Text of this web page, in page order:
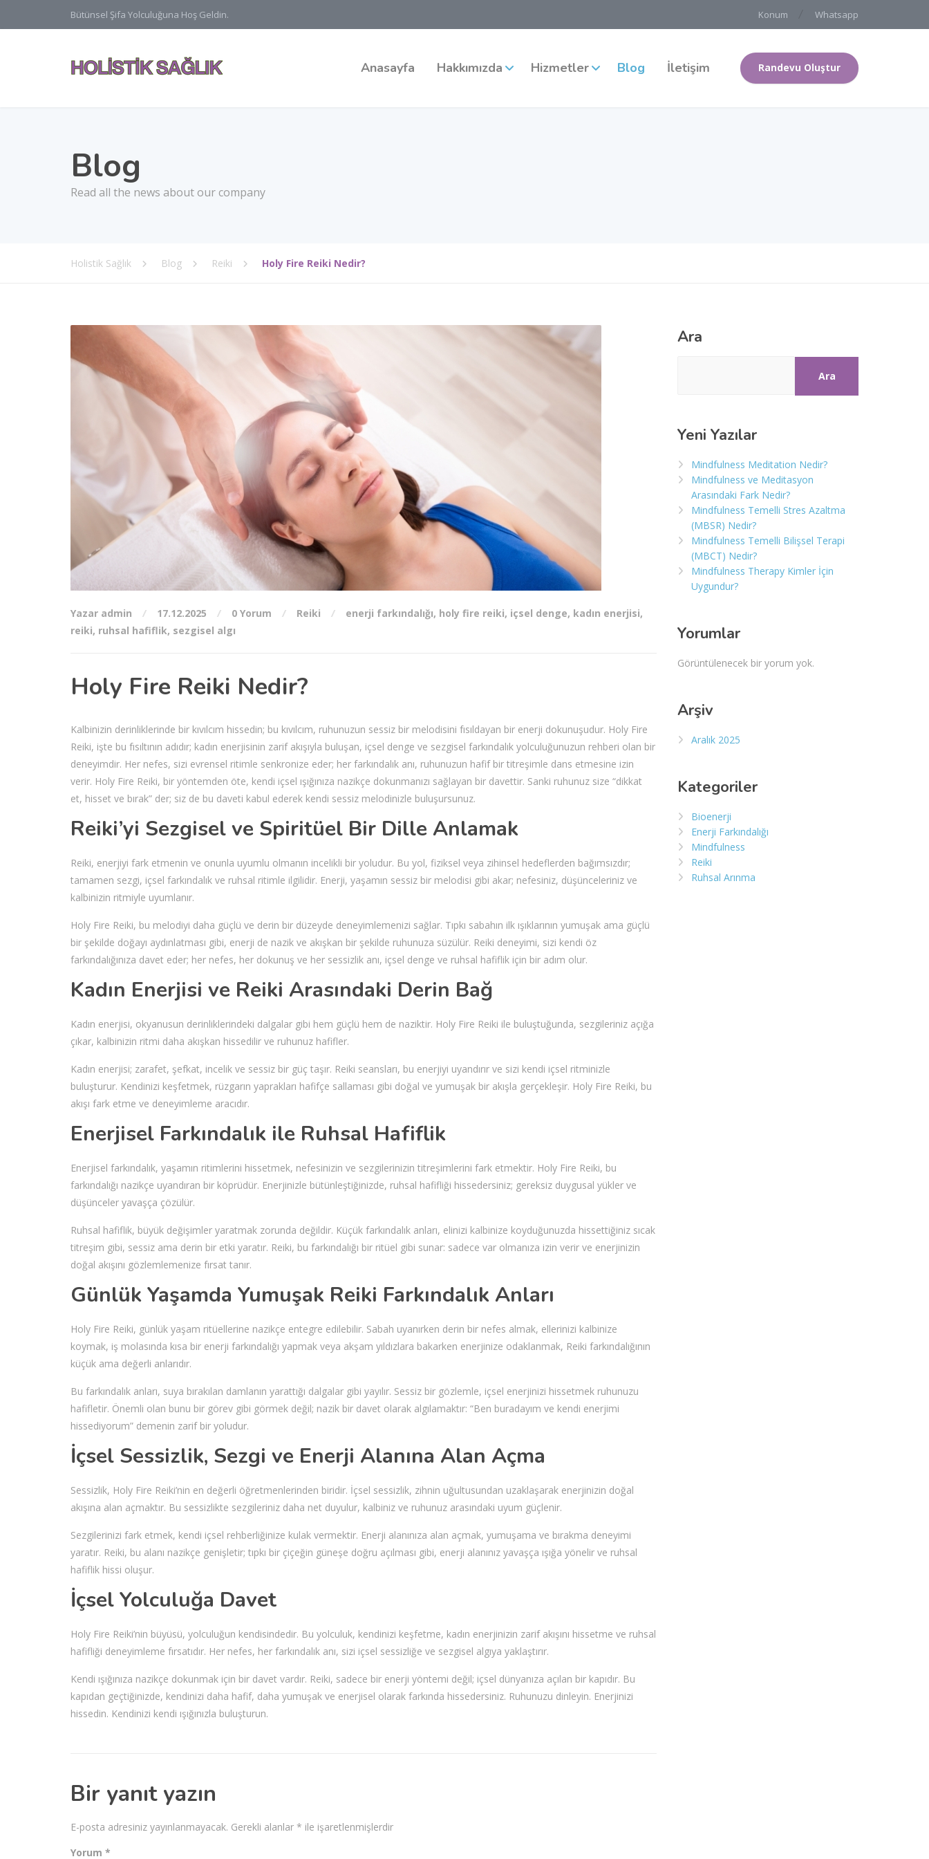
Bütünsel Şifa Yolculuğuna Hoş Geldin. Konum Whatsapp
Anasayfa Hakkımızda Hizmetler Blog İletişim Randevu Oluştur
Blog
Read all the news about our company
Holistik Sağlık Blog Reiki Holy Fire Reiki Nedir?
Yazar admin 17.12.2025 0 Yorum Reiki enerji farkındalığı, holy fire reiki, içsel denge, kadın enerjisi,
reiki, ruhsal hafiflik, sezgisel algı
Holy Fire Reiki Nedir?
Kalbinizin derinliklerinde bir kıvılcım hissedin; bu kıvılcım, ruhunuzun sessiz bir melodisini fısıldayan bir enerji dokunuşudur. Holy Fire
Reiki, işte bu fısıltının adıdır; kadın enerjisinin zarif akışıyla buluşan, içsel denge ve sezgisel farkındalık yolculuğunuzun rehberi olan bir
deneyimdir. Her nefes, sizi evrensel ritimle senkronize eder; her farkındalık anı, ruhunuzun hafif bir titreşimle dans etmesine izin
verir. Holy Fire Reiki, bir yöntemden öte, kendi içsel ışığınıza nazikçe dokunmanızı sağlayan bir davettir. Sanki ruhunuz size “dikkat
et, hisset ve bırak” der; siz de bu daveti kabul ederek kendi sessiz melodinizle buluşursunuz.
Reiki’yi Sezgisel ve Spiritüel Bir Dille Anlamak
Reiki, enerjiyi fark etmenin ve onunla uyumlu olmanın incelikli bir yoludur. Bu yol, fiziksel veya zihinsel hedeflerden bağımsızdır;
tamamen sezgi, içsel farkındalık ve ruhsal ritimle ilgilidir. Enerji, yaşamın sessiz bir melodisi gibi akar; nefesiniz, düşünceleriniz ve
kalbinizin ritmiyle uyumlanır.
Holy Fire Reiki, bu melodiyi daha güçlü ve derin bir düzeyde deneyimlemenizi sağlar. Tıpkı sabahın ilk ışıklarının yumuşak ama güçlü
bir şekilde doğayı aydınlatması gibi, enerji de nazik ve akışkan bir şekilde ruhunuza süzülür. Reiki deneyimi, sizi kendi öz
farkındalığınıza davet eder; her nefes, her dokunuş ve her sessizlik anı, içsel denge ve ruhsal hafiflik için bir adım olur.
Kadın Enerjisi ve Reiki Arasındaki Derin Bağ
Kadın enerjisi, okyanusun derinliklerindeki dalgalar gibi hem güçlü hem de naziktir. Holy Fire Reiki ile buluştuğunda, sezgileriniz açığa
çıkar, kalbinizin ritmi daha akışkan hissedilir ve ruhunuz hafifler.
Kadın enerjisi; zarafet, şefkat, incelik ve sessiz bir güç taşır. Reiki seansları, bu enerjiyi uyandırır ve sizi kendi içsel ritminizle
buluşturur. Kendinizi keşfetmek, rüzgarın yaprakları hafifçe sallaması gibi doğal ve yumuşak bir akışla gerçekleşir. Holy Fire Reiki, bu
akışı fark etme ve deneyimleme aracıdır.
Enerjisel Farkındalık ile Ruhsal Hafiflik
Enerjisel farkındalık, yaşamın ritimlerini hissetmek, nefesinizin ve sezgilerinizin titreşimlerini fark etmektir. Holy Fire Reiki, bu
farkındalığı nazikçe uyandıran bir köprüdür. Enerjinizle bütünleştiğinizde, ruhsal hafifliği hissedersiniz; gereksiz duygusal yükler ve
düşünceler yavaşça çözülür.
Ruhsal hafiflik, büyük değişimler yaratmak zorunda değildir. Küçük farkındalık anları, elinizi kalbinize koyduğunuzda hissettiğiniz sıcak
titreşim gibi, sessiz ama derin bir etki yaratır. Reiki, bu farkındalığı bir ritüel gibi sunar: sadece var olmanıza izin verir ve enerjinizin
doğal akışını gözlemlemenize fırsat tanır.
Günlük Yaşamda Yumuşak Reiki Farkındalık Anları
Holy Fire Reiki, günlük yaşam ritüellerine nazikçe entegre edilebilir. Sabah uyanırken derin bir nefes almak, ellerinizi kalbinize
koymak, iş molasında kısa bir enerji farkındalığı yapmak veya akşam yıldızlara bakarken enerjinize odaklanmak, Reiki farkındalığının
küçük ama değerli anlarıdır.
Bu farkındalık anları, suya bırakılan damlanın yarattığı dalgalar gibi yayılır. Sessiz bir gözlemle, içsel enerjinizi hissetmek ruhunuzu
hafifletir. Önemli olan bunu bir görev gibi görmek değil; nazik bir davet olarak algılamaktır: “Ben buradayım ve kendi enerjimi
hissediyorum” demenin zarif bir yoludur.
İçsel Sessizlik, Sezgi ve Enerji Alanına Alan Açma
Sessizlik, Holy Fire Reiki’nin en değerli öğretmenlerinden biridir. İçsel sessizlik, zihnin uğultusundan uzaklaşarak enerjinizin doğal
akışına alan açmaktır. Bu sessizlikte sezgileriniz daha net duyulur, kalbiniz ve ruhunuz arasındaki uyum güçlenir.
Sezgilerinizi fark etmek, kendi içsel rehberliğinize kulak vermektir. Enerji alanınıza alan açmak, yumuşama ve bırakma deneyimi
yaratır. Reiki, bu alanı nazikçe genişletir; tıpkı bir çiçeğin güneşe doğru açılması gibi, enerji alanınız yavaşça ışığa yönelir ve ruhsal
hafiflik hissi oluşur.
İçsel Yolculuğa Davet
Holy Fire Reiki’nin büyüsü, yolculuğun kendisindedir. Bu yolculuk, kendinizi keşfetme, kadın enerjinizin zarif akışını hissetme ve ruhsal
hafifliği deneyimleme fırsatıdır. Her nefes, her farkındalık anı, sizi içsel sessizliğe ve sezgisel algıya yaklaştırır.
Kendi ışığınıza nazikçe dokunmak için bir davet vardır. Reiki, sadece bir enerji yöntemi değil; içsel dünyanıza açılan bir kapıdır. Bu
kapıdan geçtiğinizde, kendinizi daha hafif, daha yumuşak ve enerjisel olarak farkında hissedersiniz. Ruhunuzu dinleyin. Enerjinizi
hissedin. Kendinizi kendi ışığınızla buluşturun.
Bir yanıt yazın
E-posta adresiniz yayınlanmayacak. Gerekli alanlar * ile işaretlenmişlerdir
Yorum *
Ara
Ara
Yeni Yazılar
Mindfulness Meditation Nedir?
Mindfulness ve Meditasyon
Arasındaki Fark Nedir?
Mindfulness Temelli Stres Azaltma
(MBSR) Nedir?
Mindfulness Temelli Bilişsel Terapi
(MBCT) Nedir?
Mindfulness Therapy Kimler İçin
Uygundur?
Yorumlar
Görüntülenecek bir yorum yok.
Arşiv
Aralık 2025
Kategoriler
Bioenerji
Enerji Farkındalığı
Mindfulness
Reiki
Ruhsal Arınma